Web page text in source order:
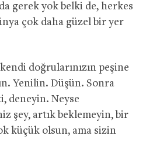
gerek yok belki de, herkes
çok daha güzel bir yer
doğrularınızın peşine
Yenilin. Düşün. Sonra
deneyin. Neyse
şey, artık beklemeyin, bir
küçük olsun, ama sizin